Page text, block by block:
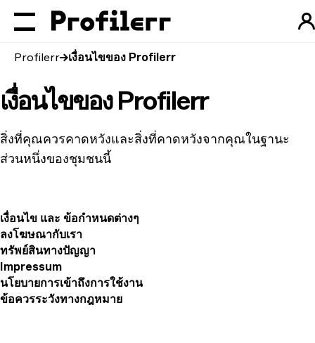
Profilerr เงื่อนไขของ Profilerr
เงื่อนไขของ Profilerr
สิ่งที่คุณควรคาดหวังและสิ่งที่คาดหวังจากคุณในฐานะ
ส่วนหนึ่งของชุมชนนี้
เงื่อนไข และ ข้อกำหนดต่างๆ
ลงโฆษณากับเรา
ทรัพย์สินทางปัญญา
Impressum
นโยบายการเข้าถึงการใช้งาน
ข้อควรระวังทางกฎหมาย